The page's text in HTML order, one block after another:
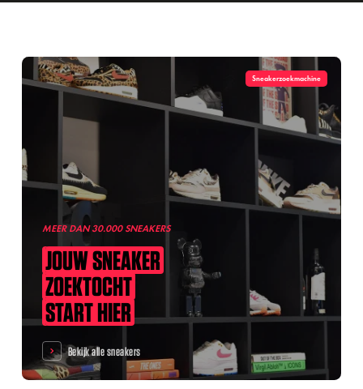
Sneakerzoekmachine
MEER DAN 30.000 SNEAKERS
JOUWSNEAKER
ZOEKTOCHT
STARTHIER
Bekijk alle sneakers